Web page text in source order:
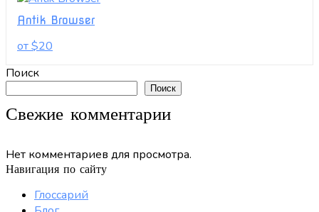
Antik Browser
от $20
Поиск
Поиск
Свежие комментарии
Нет комментариев для просмотра.
Навигация по сайту
Глоссарий